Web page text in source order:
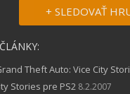
+ SLEDOVAŤ
Theft Auto: Vice City
Stories pre PS2 8.2.2007